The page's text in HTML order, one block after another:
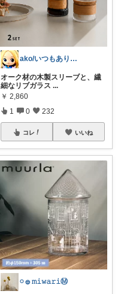
ako/いつもありがとう🌈5日感謝
オーク材の木製スリーブと、繊
細なリブガラス ...
￥ 2,860
1 0 232
コレ いいね
𓏸 𓐍 𝚖𝚒𝚠𝚊𝚛𝚒Ⓜ︎